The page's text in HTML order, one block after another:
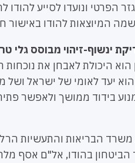
הפרטי ונועדו לסייע
המיוצאות להודו באישור
ינשוף-זיהוי מבוסס גלי
היכולת לאבחן את נוכחות
יעד לאומי של ישראל ושל
בידוד ממושך ולאפשר
(משהב"ט, צה"ל, משרד הבריאות
הביטחון בהודו, אל"ם אסף